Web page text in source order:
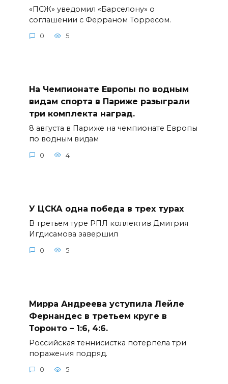
«ПСЖ» уведомил «Барселону» о
соглашении с Ферраном Торресом.
0 5
На Чемпионате Европы по водным
видам спорта в Париже разыграли
три комплекта наград.
8 августа в Париже на чемпионате Европы
по водным видам
0 4
У ЦСКА одна победа в трех турах
В третьем туре РПЛ коллектив Дмитрия
Игдисамова завершил
0 5
Мирра Андреева уступила Лейле
Фернандес в третьем круге в
Торонто – 1:6, 4:6.
Российская теннисистка потерпела три
поражения подряд.
0 5